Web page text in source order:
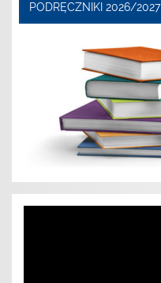
PODRĘCZNIKI 2026/2027